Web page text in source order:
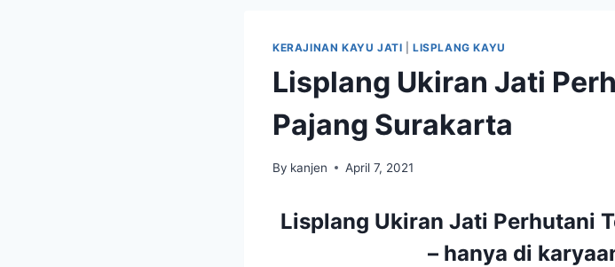
KERAJINAN KAYU JATI |LISPLANG KAYU
Lisplang Ukiran Jati
Pajang Surakarta
By kanjen April 7, 2021
Lisplang Ukiran Jati Perhutani
– hanya di